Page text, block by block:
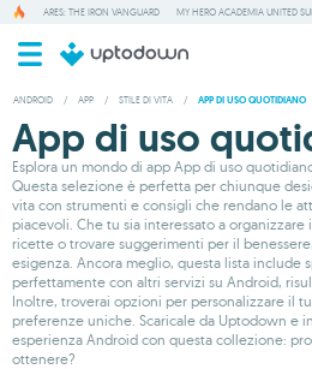
ARES: THE IRON VANGUARD MY HERO ACADEMIA UNITED
ANDROID / APP / STILE DI VITA / APP DI USO QUOTIDIANO
App di uso
Esplora un mondo di app App di uso
Questa selezione è perfetta per chiunque
vita con strumenti e consigli che rendano le
piacevoli. Che tu sia interessato a
ricette o trovare suggerimenti per il
esigenza. Ancora meglio, questa lista include
perfettamente con altri servizi su Android,
Inoltre, troverai opzioni per personalizzare il
preferenze uniche. Scaricale da Uptodown e
esperienza Android con questa collezione:
ottenere?